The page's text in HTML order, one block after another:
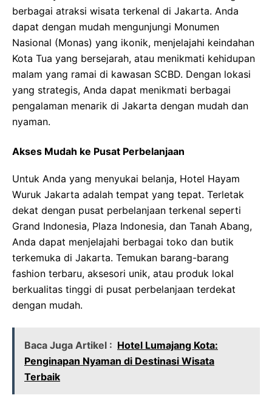
berbagai atraksi wisata terkenal di Jakarta. Anda
dapat dengan mudah mengunjungi Monumen
Nasional (Monas) yang ikonik, menjelajahi keindahan
Kota Tua yang bersejarah, atau menikmati kehidupan
malam yang ramai di kawasan SCBD. Dengan lokasi
yang strategis, Anda dapat menikmati berbagai
pengalaman menarik di Jakarta dengan mudah dan
nyaman.
Akses Mudah ke Pusat Perbelanjaan
Untuk Anda yang menyukai belanja, Hotel Hayam
Wuruk Jakarta adalah tempat yang tepat. Terletak
dekat dengan pusat perbelanjaan terkenal seperti
Grand Indonesia, Plaza Indonesia, dan Tanah Abang,
Anda dapat menjelajahi berbagai toko dan butik
terkemuka di Jakarta. Temukan barang-barang
fashion terbaru, aksesori unik, atau produk lokal
berkualitas tinggi di pusat perbelanjaan terdekat
dengan mudah.
Baca Juga Artikel : Hotel Lumajang Kota:
Penginapan Nyaman di Destinasi Wisata
Terbaik